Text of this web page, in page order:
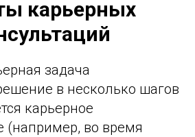
карьерных
задача
в несколько шагов
карьерное
(например, во время